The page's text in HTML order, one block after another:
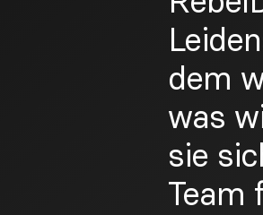
dem
was
sie
Team